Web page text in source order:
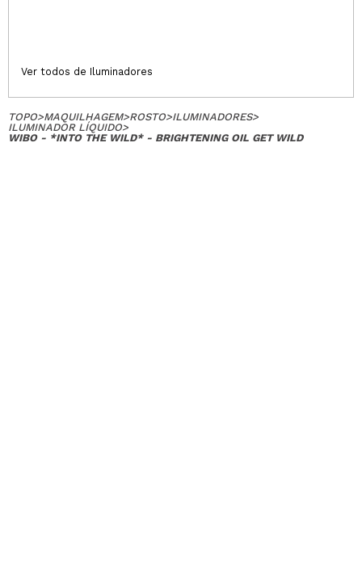
Ver todos de Iluminadores
TOPO>MAQUILHAGEM>ROSTO>ILUMINADORES>
ILUMINADOR LÍQUIDO>
WIBO - *INTO THE WILD* - BRIGHTENING OIL GET WILD